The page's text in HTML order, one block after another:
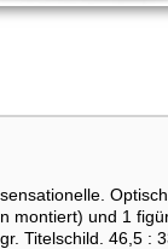
montiert) und 1
Titelschild. 46,5 :